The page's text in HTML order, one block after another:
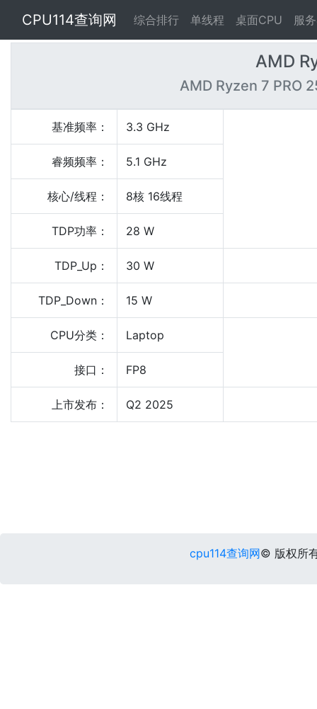
CPU114查询网 综合排行 单线程 桌面CPU 服
AMD
AMD Ryzen 7 PRO
基准频率： 3.3 GHz
睿频频率： 5.1 GHz
核心/线程： 8核 16线程
TDP功率： 28 W
TDP_Up： 30 W
TDP_Down： 15 W
CPU分类： Laptop
接口： FP8
上市发布： Q2 2025
cpu114查询网© 版权所